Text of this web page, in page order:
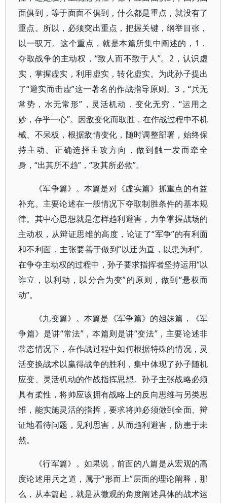
面俱到，等于面面不俱到，什么都是重点，就没有了
重点。所以，必须突出重点，把握关键，纲举目张，
以一驭万。这个重点，就是本篇所集中阐述的，1，
夺取战争的主动权，“致人而不致于人”。2，认识虚
实，掌握虚实，利用虚实，转化虚实。为此孙子提出
了“避实而击虚”这一著名的作战指导原则。3，“兵无
常势，水无常形”，灵活机动，变化无穷，“运用之
妙，存乎一心”。因敌变化而取胜，在作战过程中不机
械、不呆板，根据敌情变化，随时调整部署，始终保
持主动。正确选择主攻方向，做到触一发而牵全
身，“出其所不趋”，“攻其所必救”。
《军争篇》。本篇是对《虚实篇》抓重点的有益
补充。主要论述在一般情况下夺取制胜条件的基本规
律。其中心思想就是怎样趋利避害，力争掌握战场的
主动权，从辩证思维的高度，论证了“军争”的有利面
和不利面，主张要善于做到“以迂为直，以患为利”。
在争夺主动权的过程中，孙子要求指挥者坚持运用“以
诈立，以利动，以分合为变”的原则，做到“悬权而
动”。
《九变篇》。本篇是《军争篇》的姐妹篇，《军
争篇》是讲“常法”，本篇则是讲“变法”，主要论述非
常态情况下，在作战过程中如何根据特殊的情况，灵
活变换战术以赢得战争的胜利，集中体现了孙子随机
应变、灵活机动的作战指挥思想。孙子主张战略必须
具有柔性，将帅应该拥有战略上的反向思维与另类思
维，能实施灵活的指挥，要求将帅必须做到全面、辩
证地看待问题，见利思害，从而趋利避害，防患于未
然。
《行军篇》。如果说，前面的八篇是从宏观的高
度论述用兵之道，属于“形而上”层面的理论阐释，那
么，从本篇起，就是从微观的角度阐述具体的战术运